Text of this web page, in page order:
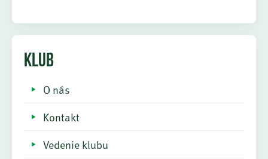
KLUB
O nás
Kontakt
Vedenie klubu